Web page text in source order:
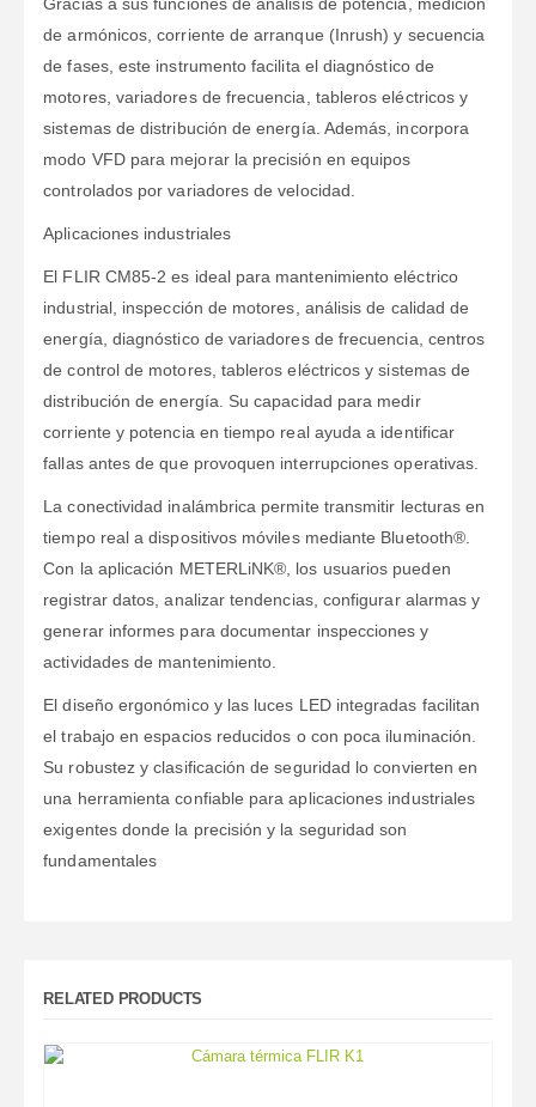
de armónicos, corriente de arranque (Inrush) y secuencia
de fases, este instrumento facilita el diagnóstico de
motores, variadores de frecuencia, tableros eléctricos y
sistemas de distribución de energía. Además, incorpora
modo VFD para mejorar la precisión en equipos
controlados por variadores de velocidad.
Aplicaciones industriales
El FLIR CM85-2 es ideal para mantenimiento eléctrico
industrial, inspección de motores, análisis de calidad de
energía, diagnóstico de variadores de frecuencia, centros
de control de motores, tableros eléctricos y sistemas de
distribución de energía. Su capacidad para medir
corriente y potencia en tiempo real ayuda a identificar
fallas antes de que provoquen interrupciones operativas.
La conectividad inalámbrica permite transmitir lecturas en
tiempo real a dispositivos móviles mediante Bluetooth®.
Con la aplicación METERLiNK®, los usuarios pueden
registrar datos, analizar tendencias, configurar alarmas y
generar informes para documentar inspecciones y
actividades de mantenimiento.
El diseño ergonómico y las luces LED integradas facilitan
el trabajo en espacios reducidos o con poca iluminación.
Su robustez y clasificación de seguridad lo convierten en
una herramienta confiable para aplicaciones industriales
exigentes donde la precisión y la seguridad son
fundamentales
RELATED PRODUCTS